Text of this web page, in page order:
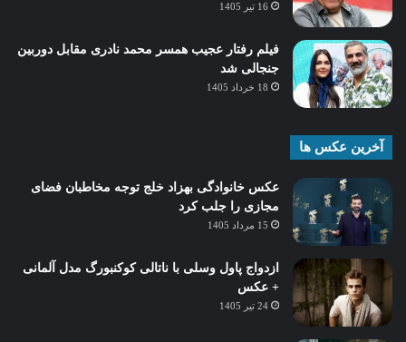
16 تیر 1405
فیلم رفتار عجیب همسر محمد نادری مقابل دوربین
جنجالی شد
18 خرداد 1405
آخرین عکس ها
عکس خانوادگی بهزاد خلج توجه مخاطبان فضای
مجازی را جلب کرد
15 مرداد 1405
ازدواج پاول وسلی با ناتالی کوکنبورگ مدل آلمانی
+ عکس
24 تیر 1405